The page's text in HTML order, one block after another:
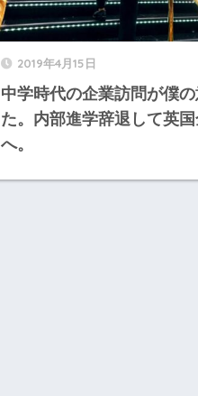
2019年4月15日
中学時代の企業訪問が僕の
た。内部進学辞退して英
へ。